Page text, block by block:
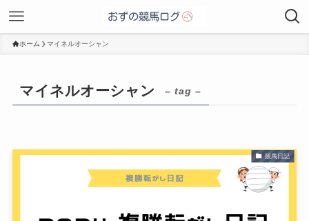
ホーム マイネルオーシャン
マイネルオーシャン – tag –
競馬日記